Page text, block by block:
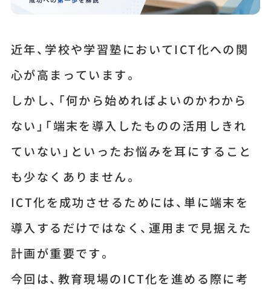
近年、学校や学習塾においてICT化への関
心が高まっています。
しかし、「何から始めればよいのかわから
ない」「端末を導入したものの活用しきれ
ていない」といったお悩みを耳にすること
も少なくありません。
ICT化を成功させるためには、単に端末を
導入するだけではなく、運用まで見据えた
計画が重要です。
今回は、教育現場のICT化を進める際に考